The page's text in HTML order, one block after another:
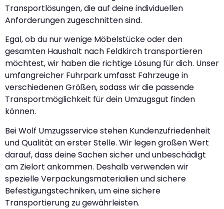
Transportlösungen, die auf deine individuellen
Anforderungen zugeschnitten sind.
Egal, ob du nur wenige Möbelstücke oder den
gesamten Haushalt nach Feldkirch transportieren
möchtest, wir haben die richtige Lösung für dich. Unser
umfangreicher Fuhrpark umfasst Fahrzeuge in
verschiedenen Größen, sodass wir die passende
Transportmöglichkeit für dein Umzugsgut finden
können.
Bei Wolf Umzugsservice stehen Kundenzufriedenheit
und Qualität an erster Stelle. Wir legen großen Wert
darauf, dass deine Sachen sicher und unbeschädigt
am Zielort ankommen. Deshalb verwenden wir
spezielle Verpackungsmaterialien und sichere
Befestigungstechniken, um eine sichere
Transportierung zu gewährleisten.